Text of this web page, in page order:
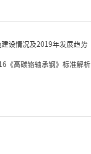
设情况及2019年发展趋势
《高碳铬轴承钢》标准解析